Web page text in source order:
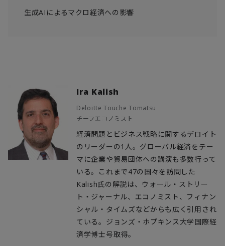
生成AIによるマクロ経済への影響
Ira Kalish
Deloitte Touche Tomatsu
チーフエコノミスト
経済問題とビジネス戦略に関するデロイト
のリーダーの1人。グローバル経済をテー
マに企業や貿易団体への講演も多数行って
いる。これまで47の国々を訪問した
Kalish氏の解説は、ウォール・ストリー
ト・ジャーナル、エコノミスト、フィナン
シャル・タイムズなどからも広く引用され
ている。ジョンズ・ホプキンス大学国際経
済学博士号取得。